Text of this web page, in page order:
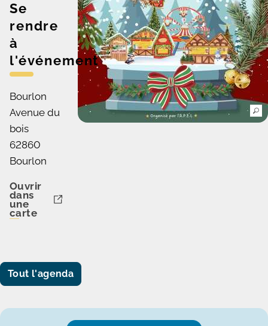
Se
rendre
à
l'événement
Bourlon
Avenue du
bois
62860
Bourlon
Ouvrir
dans
une
carte
Tout l'agenda